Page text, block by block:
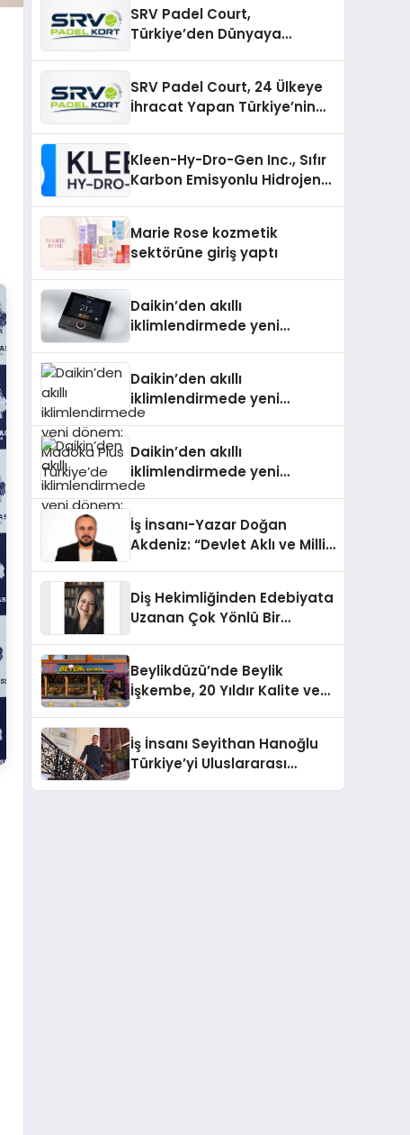
SRV Padel Court,
Türkiye’den Dünyaya
SRV Padel Court, 24 Ülkeye
İhracat Yapan Türkiye’nin
Kleen-Hy-Dro-Gen Inc., Sıfır
Karbon Emisyonlu Hidrojen
Aldı
Marie Rose kozmetik
sektörüne giriş yaptı
Daikin’den akıllı
iklimlendirmede yeni
Daikin’den akıllı
iklimlendirmede yeni
dönem: Madoka Plus
Daikin’den akıllı
iklimlendirmede yeni
dönem: Madoka Plus
İş İnsanı-Yazar Doğan
Akdeniz: “Devlet Aklı ve Milli
Diş Hekimliğinden Edebiyata
Uzanan Çok Yönlü Bir
Beylikdüzü’nde Beylik
İşkembe, 20 Yıldır Kalite ve
İş İnsanı Seyithan Hanoğlu
Türkiye’yi Uluslararası